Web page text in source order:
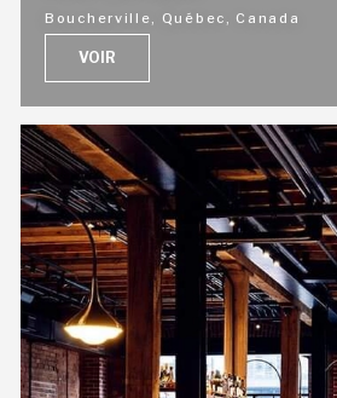
Boucherville, Québec, Canada
VOIR